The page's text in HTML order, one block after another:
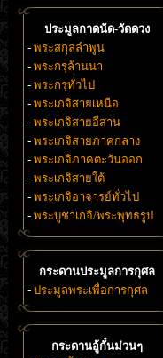
ประมูลกาดนัด-วัดดวง
- พระสกุลลำพูน
- พระกรุล้านนา
- พระกรุทั่วไป
- พระเกจิสายเหนือ
- พระเกจิสายอีสาน
- พระเกจิสายภาคกลาง
- พระเกจิภาคตะวันออก
- พระเกจิสายใต้
- พระเกจิอาจารย์ทั่วไป
- พระบูชาเกจิ/พระพุทธรูป
กระดานประมูลการกุศล
- ประมูลพระเพื่อการกุศล
กระดานอู้กั๋นม่วนๆ